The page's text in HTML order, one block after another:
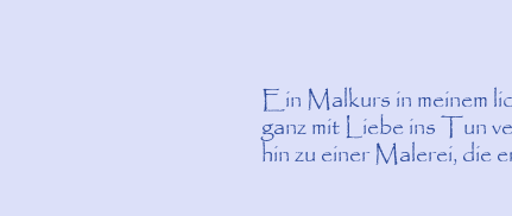
Ein Malkurs in meinem
ganz mit Liebe ins Tun
hin zu einer Malerei, die